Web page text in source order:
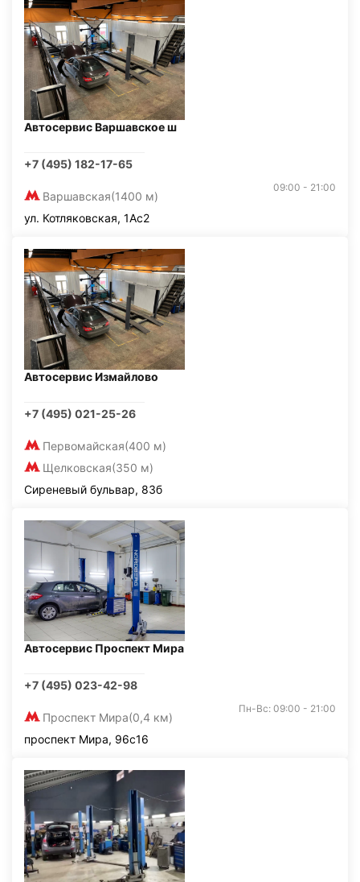
Автосервис Варшавское ш
+7 (495) 182-17-65
Варшавская(1400 м)
09:00 - 21:00
ул. Котляковская, 1Ас2
Автосервис Измайлово
+7 (495) 021-25-26
Первомайская(400 м)
Щелковская(350 м)
Сиреневый бульвар, 83б
Автосервис Проспект Мира
+7 (495) 023-42-98
Проспект Мира(0,4 км)
Пн-Вс: 09:00 - 21:00
проспект Мира, 96с16